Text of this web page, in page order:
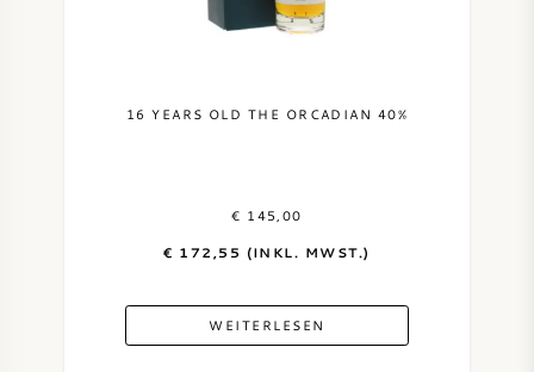
16 YEARS OLD THE ORCADIAN 40%
€ 145,00
€ 172,55 (INKL. MWST.)
WEITERLESEN